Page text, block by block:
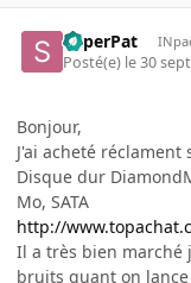
SuperPat
Posté(e) le 30
Bonjour,
J'ai acheté
Disque dur
Mo, SATA
http://
Il a très bien marché
bruits quant on